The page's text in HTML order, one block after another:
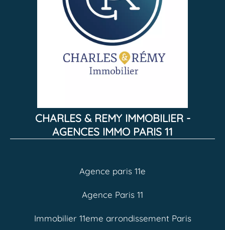
CHARLES & REMY IMMOBILIER -
AGENCES IMMO PARIS 11
Agence paris 11e
Agence Paris 11
Immobilier 11eme arrondissement Paris